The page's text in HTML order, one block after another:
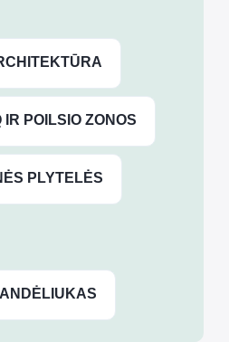
IR POILSIO ZONOS
PLYTELĖS